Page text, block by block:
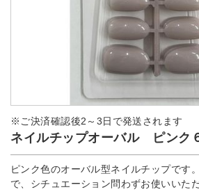
※ご決済確認後2～3日で発送されます
ネイルチップオーバル ピンク
ピンク色のオーバル型ネイルチップです
で、シチュエーション問わずお使いいた